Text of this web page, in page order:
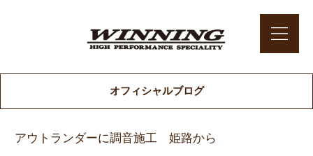
オフィシャルブログ
アウトランダーに調音施工 姫路から